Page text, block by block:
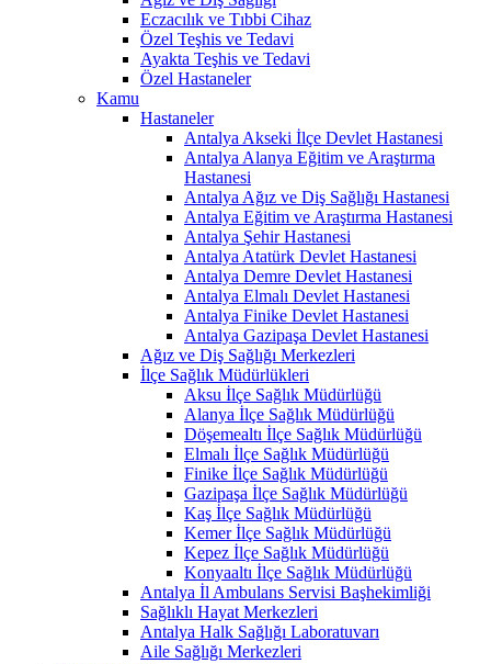
Eczacılık ve Tıbbi Cihaz
Özel Teşhis ve Tedavi
Ayakta Teşhis ve Tedavi
Özel Hastaneler
Kamu
Hastaneler
Antalya Akseki İlçe Devlet Hastanesi
Antalya Alanya Eğitim ve Araştırma
Hastanesi
Antalya Ağız ve Diş Sağlığı Hastanesi
Antalya Eğitim ve Araştırma Hastanesi
Antalya Şehir Hastanesi
Antalya Atatürk Devlet Hastanesi
Antalya Demre Devlet Hastanesi
Antalya Elmalı Devlet Hastanesi
Antalya Finike Devlet Hastanesi
Antalya Gazipaşa Devlet Hastanesi
Ağız ve Diş Sağlığı Merkezleri
İlçe Sağlık Müdürlükleri
Aksu İlçe Sağlık Müdürlüğü
Alanya İlçe Sağlık Müdürlüğü
Döşemealtı İlçe Sağlık Müdürlüğü
Elmalı İlçe Sağlık Müdürlüğü
Finike İlçe Sağlık Müdürlüğü
Gazipaşa İlçe Sağlık Müdürlüğü
Kaş İlçe Sağlık Müdürlüğü
Kemer İlçe Sağlık Müdürlüğü
Kepez İlçe Sağlık Müdürlüğü
Konyaaltı İlçe Sağlık Müdürlüğü
Antalya İl Ambulans Servisi Başhekimliği
Sağlıklı Hayat Merkezleri
Antalya Halk Sağlığı Laboratuvarı
Aile Sağlığı Merkezleri